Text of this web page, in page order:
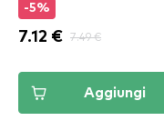
-5%
7.12 € 7.49 €
Aggiungi